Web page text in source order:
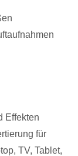
Effekten
für
TV, Tablet,